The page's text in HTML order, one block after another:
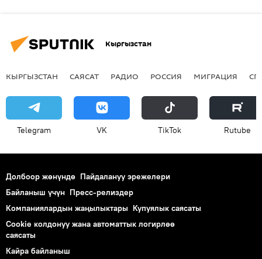
Кыргызстан
КЫРГЫЗСТАН САЯСАТ РАДИО РОССИЯ МИГРАЦИЯ
Telegram VK ТikТоk Rutube
Долбоор жөнүндө Пайдалануу эрежелери
Байланыш үчүн Пресс-релиздер
Компаниялардын жаңылыктары Купуялык саясаты
Cookie колдонуу жана автоматтык логирлөө
саясаты
Кайра байланыш